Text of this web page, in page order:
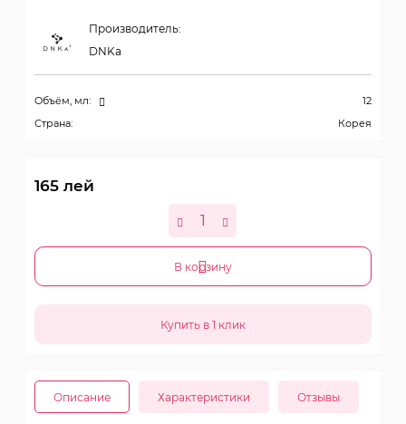
Производитель:
DNKa
Объём, мл:
12
Страна:
Корея
165 лей
В корзину
Описание Характеристики Отзывы